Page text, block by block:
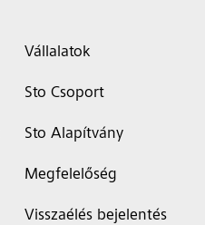
Vállalatok
Sto Csoport
Sto Alapítvány
Megfelelőség
Visszaélés bejelentés